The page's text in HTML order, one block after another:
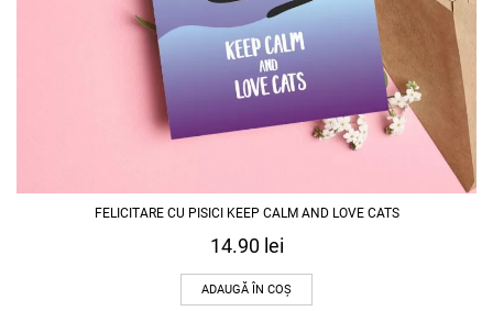
FELICITARE CU PISICI KEEP CALM AND LOVE CATS
14.90 lei
ADAUGĂ ÎN COȘ